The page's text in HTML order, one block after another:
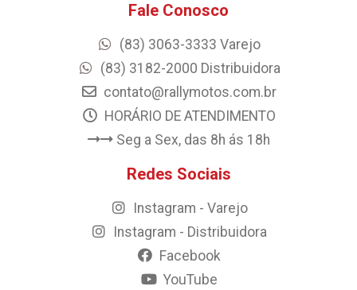
Fale Conosco
(83) 3063-3333 Varejo
(83) 3182-2000 Distribuidora
contato@rallymotos.com.br
HORÁRIO DE ATENDIMENTO
Seg a Sex, das 8h ás 18h
Redes Sociais
Instagram - Varejo
Instagram - Distribuidora
Facebook
YouTube